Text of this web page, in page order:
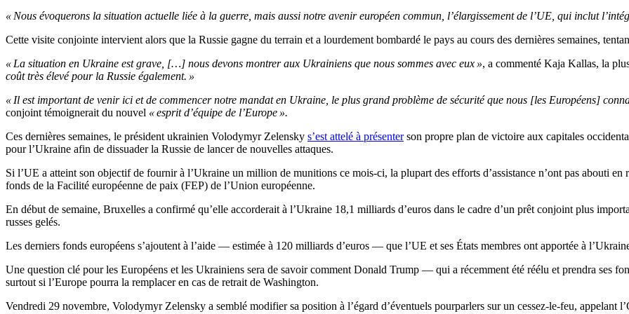
« Nous évoquerons la situation actuelle liée à la guerre, mais aussi notre avenir européen commun, l’élargissement de l’UE, qui inclut
Cette visite conjointe intervient alors que la Russie gagne du terrain et a lourdement bombardé le pays au cours des dernières semaines,
« La situation en Ukraine est grave, […] nous devons montrer aux Ukrainiens que nous sommes avec eux », a commenté Kaja Kallas, la
coût très élevé pour la Russie également. »
« Il est important de venir ici et de commencer notre mandat en Ukraine, le plus grand problème de sécurité que nous [les Européens]
conjoint témoignerait du nouvel « esprit d’équipe de l’Europe ».
Ces dernières semaines, le président ukrainien Volodymyr Zelensky s’est attelé à présenterson propre plan de victoire aux capitales
pour l’Ukraine afin de dissuader la Russie de lancer de nouvelles attaques.
Si l’UE a atteint son objectif de fournir à l’Ukraine un million de munitions ce mois-ci, la plupart des efforts d’assistance n’ont pas abouti en
fonds de la Facilité européenne de paix (FEP) de l’Union européenne.
En début de semaine, Bruxelles a confirmé qu’elle accorderait à l’Ukraine 18,1 milliards d’euros dans le cadre d’un prêt conjoint plus
russes gelés.
Les derniers fonds européens s’ajoutent à l’aide — estimée à 120 milliards d’euros — que l’UE et ses États membres ont apportée à
Une question clé pour les Européens et les Ukrainiens sera de savoir comment Donald Trump — qui a récemment été réélu et prendra ses
surtout si l’Europe pourra la remplacer en cas de retrait de Washington.
Vendredi 29 novembre, Volodymyr Zelensky a semblé modifier sa position à l’égard d’éventuels pourparlers sur un cessez-le-feu, appelant